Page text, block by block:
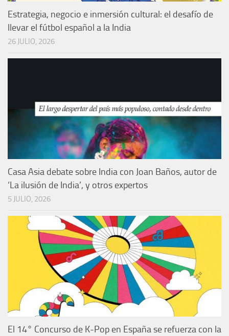
Estrategia, negocio e inmersión cultural: el desafío de
llevar el fútbol español a la India
26 JULIO, 2026
Casa Asia debate sobre India con Joan Baños, autor de
‘La ilusión de India’, y otros expertos
5 JULIO, 2026
El 14° Concurso de K-Pop en España se refuerza con la